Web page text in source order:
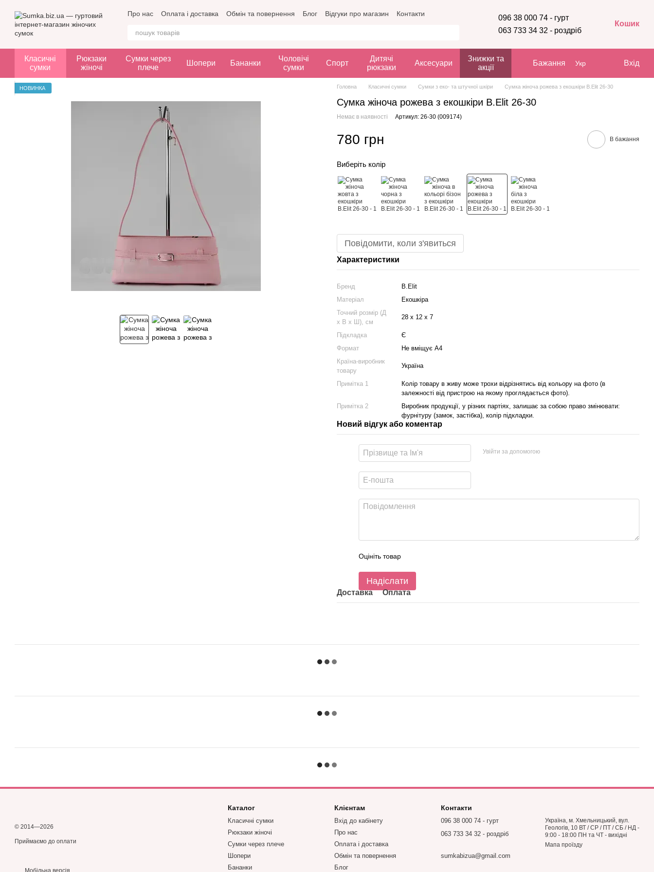
Про нас Оплата і доставка Обмін та повернення Блог Відгуки про магазин Контакти
096 38 000 74 - гурт
063 733 34 32 - роздріб
Кошик
Класичні
сумки
Рюкзаки
жіночі
Сумки через
плече
Шопери Бананки
Чоловічі
сумки
Спорт
Дитячі
рюкзаки
Аксесуари
Знижки та
акції
Бажання Укр Вхід
НОВИНКА Головна Класичні сумки Сумки з еко- та штучної шкіри Сумка жіноча рожева з екошкіри B.Elit 26-30
Сумка жіноча рожева з екошкіри B.Elit 26-30
Немає в наявності Артикул: 26-30 (009174)
780 грн В бажання
Виберіть колір
Повідомити, коли з'явиться
Характеристики
Бренд
B.Elit
Матеріал
Екошкіра
Точний розмір (Д
х В х Ш), см
28 х 12 х 7
Підкладка
Є
Формат
Не вміщує А4
Країна-виробник
товару
Україна
Примітка 1
Колір товару в живу може трохи відрізнятись від кольору на фото (в
залежності від пристрою на якому проглядається фото).
Примітка 2
Виробник продукції, у різних партіях, залишає за собою право змінювати:
фурнітуру (замок, застібка), колір підкладки.
Новий відгук або коментар
Увійти за допомогою
Оцініть товар
Надіслати
Доставка Оплата
© 2014—2026
Приймаємо до оплати
Мобільна версія
Каталог
Класичні сумки
Рюкзаки жіночі
Сумки через плече
Шопери
Бананки
Клієнтам
Вхід до кабінету
Про нас
Оплата і доставка
Обмін та повернення
Блог
Контакти
096 38 000 74 - гурт
063 733 34 32 - роздріб
sumkabizua@gmail.com
Україна, м. Хмельницький, вул.
Геологів, 10 ВТ / СР / ПТ / СБ / НД -
9:00 - 18:00 ПН та ЧТ - вихідні
Мапа проїзду